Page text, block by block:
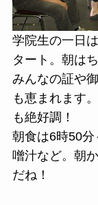
学院生の一日
タート。朝は
みんなの証や
も恵まれます
も絶好調！
朝食は6時50
噌汁など。朝
だね！